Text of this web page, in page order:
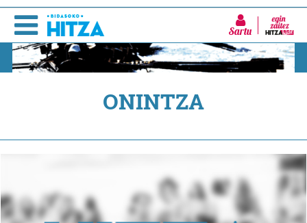
Sartu
ONINTZA